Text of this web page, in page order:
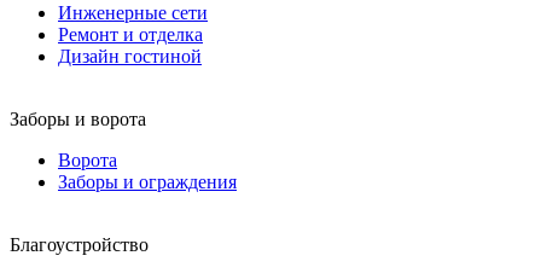
Инженерные сети
Ремонт и отделка
Дизайн гостиной
Заборы и ворота
Ворота
Заборы и ограждения
Благоустройство